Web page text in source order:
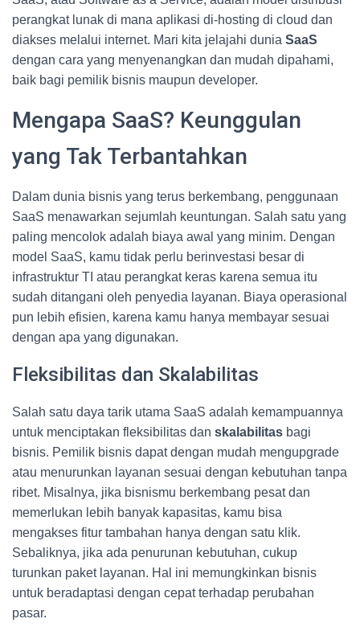
perangkat lunak di mana aplikasi di-hosting di cloud dan
diakses melalui internet. Mari kita jelajahi dunia SaaS
dengan cara yang menyenangkan dan mudah dipahami,
baik bagi pemilik bisnis maupun developer.
Mengapa SaaS? Keunggulan
yang Tak Terbantahkan
Dalam dunia bisnis yang terus berkembang, penggunaan
SaaS menawarkan sejumlah keuntungan. Salah satu yang
paling mencolok adalah biaya awal yang minim. Dengan
model SaaS, kamu tidak perlu berinvestasi besar di
infrastruktur TI atau perangkat keras karena semua itu
sudah ditangani oleh penyedia layanan. Biaya operasional
pun lebih efisien, karena kamu hanya membayar sesuai
dengan apa yang digunakan.
Fleksibilitas dan Skalabilitas
Salah satu daya tarik utama SaaS adalah kemampuannya
untuk menciptakan fleksibilitas dan skalabilitas bagi
bisnis. Pemilik bisnis dapat dengan mudah mengupgrade
atau menurunkan layanan sesuai dengan kebutuhan tanpa
ribet. Misalnya, jika bisnismu berkembang pesat dan
memerlukan lebih banyak kapasitas, kamu bisa
mengakses fitur tambahan hanya dengan satu klik.
Sebaliknya, jika ada penurunan kebutuhan, cukup
turunkan paket layanan. Hal ini memungkinkan bisnis
untuk beradaptasi dengan cepat terhadap perubahan
pasar.